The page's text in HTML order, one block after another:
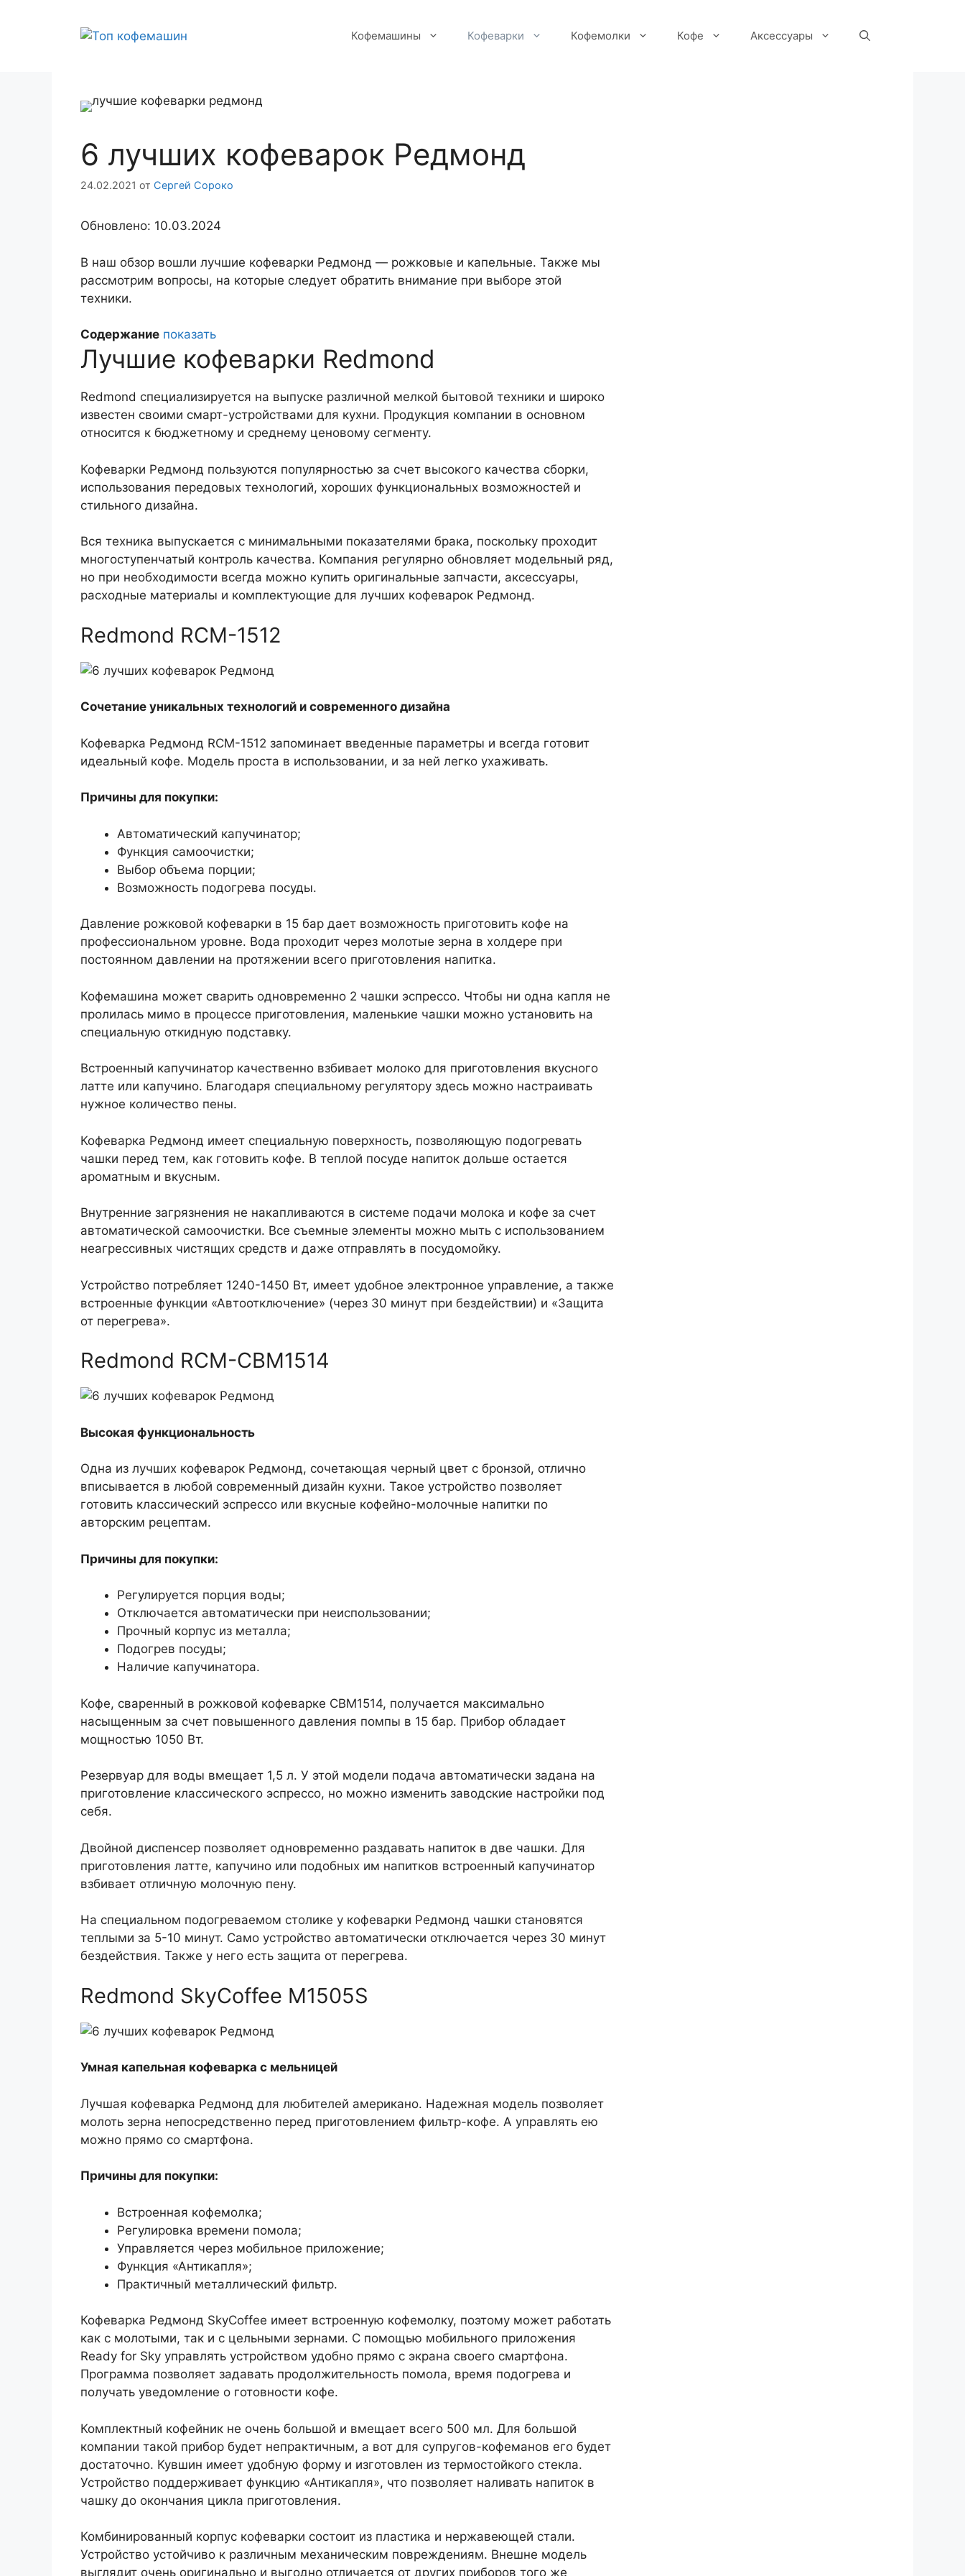
Кофемашины Кофеварки Кофемолки Кофе Аксессуары
6 лучших кофеварок Редмонд
24.02.2021 от Сергей Сороко
Обновлено: 10.03.2024
В наш обзор вошли лучшие кофеварки Редмонд — рожковые и капельные. Также мы
рассмотрим вопросы, на которые следует обратить внимание при выборе этой
техники.
Содержание показать
Лучшие кофеварки Redmond
Redmond специализируется на выпуске различной мелкой бытовой техники и широко
известен своими смарт-устройствами для кухни. Продукция компании в основном
относится к бюджетному и среднему ценовому сегменту.
Кофеварки Редмонд пользуются популярностью за счет высокого качества сборки,
использования передовых технологий, хороших функциональных возможностей и
стильного дизайна.
Вся техника выпускается с минимальными показателями брака, поскольку проходит
многоступенчатый контроль качества. Компания регулярно обновляет модельный ряд,
но при необходимости всегда можно купить оригинальные запчасти, аксессуары,
расходные материалы и комплектующие для лучших кофеварок Редмонд.
Redmond RCM-1512
Сочетание уникальных технологий и современного дизайна
Кофеварка Редмонд RCM-1512 запоминает введенные параметры и всегда готовит
идеальный кофе. Модель проста в использовании, и за ней легко ухаживать.
Причины для покупки:
Автоматический капучинатор;
Функция самоочистки;
Выбор объема порции;
Возможность подогрева посуды.
Давление рожковой кофеварки в 15 бар дает возможность приготовить кофе на
профессиональном уровне. Вода проходит через молотые зерна в холдере при
постоянном давлении на протяжении всего приготовления напитка.
Кофемашина может сварить одновременно 2 чашки эспрессо. Чтобы ни одна капля не
пролилась мимо в процессе приготовления, маленькие чашки можно установить на
специальную откидную подставку.
Встроенный капучинатор качественно взбивает молоко для приготовления вкусного
латте или капучино. Благодаря специальному регулятору здесь можно настраивать
нужное количество пены.
Кофеварка Редмонд имеет специальную поверхность, позволяющую подогревать
чашки перед тем, как готовить кофе. В теплой посуде напиток дольше остается
ароматным и вкусным.
Внутренние загрязнения не накапливаются в системе подачи молока и кофе за счет
автоматической самоочистки. Все съемные элементы можно мыть с использованием
неагрессивных чистящих средств и даже отправлять в посудомойку.
Устройство потребляет 1240-1450 Вт, имеет удобное электронное управление, а также
встроенные функции «Автоотключение» (через 30 минут при бездействии) и «Защита
от перегрева».
Redmond RCM-CBM1514
Высокая функциональность
Одна из лучших кофеварок Редмонд, сочетающая черный цвет с бронзой, отлично
вписывается в любой современный дизайн кухни. Такое устройство позволяет
готовить классический эспрессо или вкусные кофейно-молочные напитки по
авторским рецептам.
Причины для покупки:
Регулируется порция воды;
Отключается автоматически при неиспользовании;
Прочный корпус из металла;
Подогрев посуды;
Наличие капучинатора.
Кофе, сваренный в рожковой кофеварке CBM1514, получается максимально
насыщенным за счет повышенного давления помпы в 15 бар. Прибор обладает
мощностью 1050 Вт.
Резервуар для воды вмещает 1,5 л. У этой модели подача автоматически задана на
приготовление классического эспрессо, но можно изменить заводские настройки под
себя.
Двойной диспенсер позволяет одновременно раздавать напиток в две чашки. Для
приготовления латте, капучино или подобных им напитков встроенный капучинатор
взбивает отличную молочную пену.
На специальном подогреваемом столике у кофеварки Редмонд чашки становятся
теплыми за 5-10 минут. Само устройство автоматически отключается через 30 минут
бездействия. Также у него есть защита от перегрева.
Redmond SkyCoffee M1505S
Умная капельная кофеварка с мельницей
Лучшая кофеварка Редмонд для любителей американо. Надежная модель позволяет
молоть зерна непосредственно перед приготовлением фильтр-кофе. А управлять ею
можно прямо со смартфона.
Причины для покупки:
Встроенная кофемолка;
Регулировка времени помола;
Управляется через мобильное приложение;
Функция «Антикапля»;
Практичный металлический фильтр.
Кофеварка Редмонд SkyCoffee имеет встроенную кофемолку, поэтому может работать
как с молотыми, так и с цельными зернами. С помощью мобильного приложения
Ready for Sky управлять устройством удобно прямо с экрана своего смартфона.
Программа позволяет задавать продолжительность помола, время подогрева и
получать уведомление о готовности кофе.
Комплектный кофейник не очень большой и вмещает всего 500 мл. Для большой
компании такой прибор будет непрактичным, а вот для супругов-кофеманов его будет
достаточно. Кувшин имеет удобную форму и изготовлен из термостойкого стекла.
Устройство поддерживает функцию «Антикапля», что позволяет наливать напиток в
чашку до окончания цикла приготовления.
Комбинированный корпус кофеварки состоит из пластика и нержавеющей стали.
Устройство устойчиво к различным механическим повреждениям. Внешне модель
выглядит очень оригинально и выгодно отличается от других приборов того же